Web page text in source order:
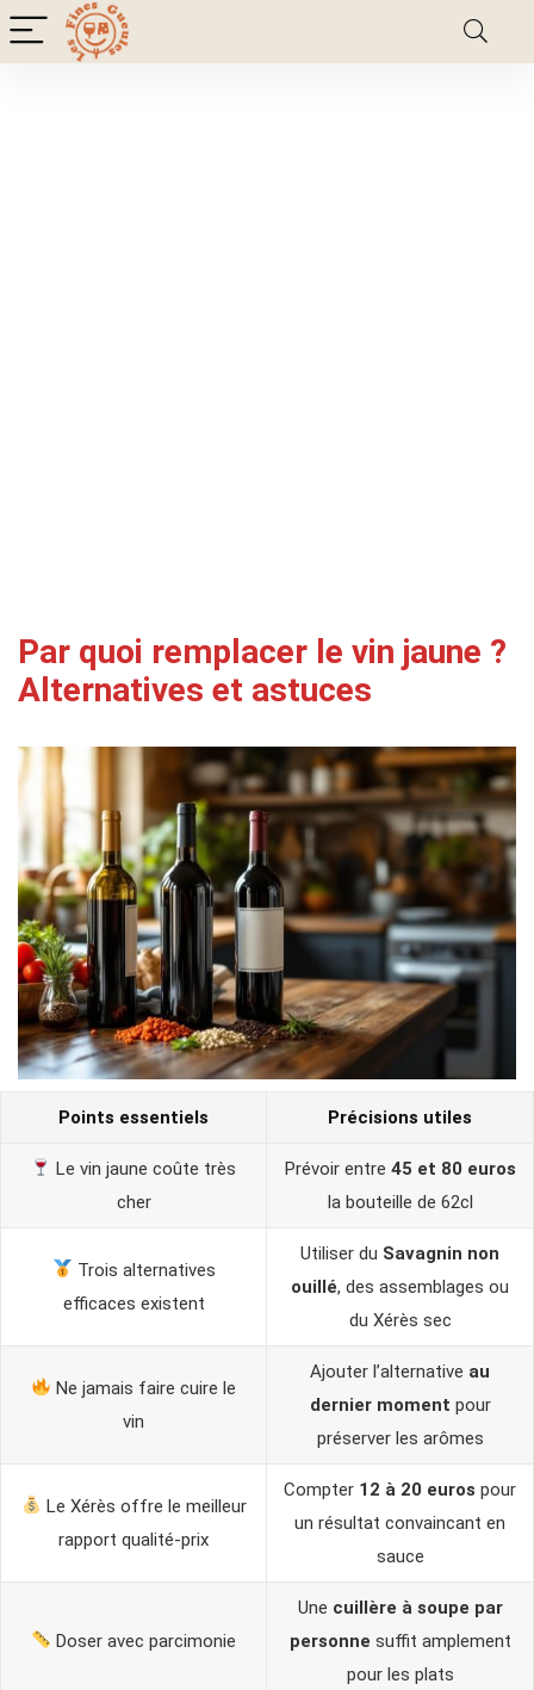
Par quoi remplacer le vin jaune ?
Alternatives et astuces
Points essentiels Précisions utiles
Le vin jaune coûte très
cher
Prévoir entre 45 et 80 euros
la bouteille de 62cl
Trois alternatives
efficaces existent
Utiliser du Savagnin non
ouillé, des assemblages ou
du Xérès sec
Ne jamais faire cuire le
vin
Ajouter l’alternative au
dernier moment pour
préserver les arômes
Le Xérès offre le meilleur
rapport qualité-prix
Compter 12 à 20 euros pour
un résultat convaincant en
sauce
Doser avec parcimonie
Une cuillère à soupe par
personne suffit amplement
pour les plats